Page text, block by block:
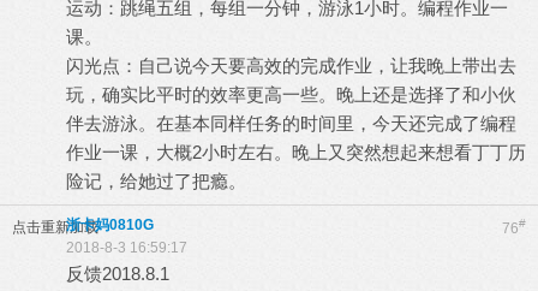
运动：跳绳五组，每组一分钟，游泳1小时。编程作业一
课。
闪光点：自己说今天要高效的完成作业，让我晚上带出去
玩，确实比平时的效率更高一些。晚上还是选择了和小伙
伴去游泳。在基本同样任务的时间里，今天还完成了编程
作业一课，大概2小时左右。晚上又突然想起来想看丁丁历
险记，给她过了把瘾。
点击重新加载 76#
浙卡妈0810G
2018-8-3 16:59:17
反馈2018.8.1